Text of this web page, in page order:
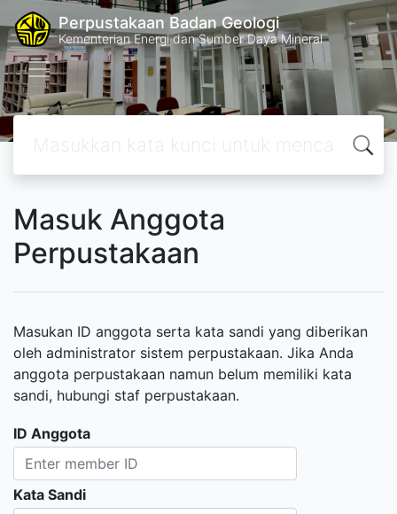
Perpustakaan Badan Geologi
Kementerian Energi dan Sumber Daya Mineral
Masuk Anggota
Perpustakaan
Masukan ID anggota serta kata sandi yang diberikan
oleh administrator sistem perpustakaan. Jika Anda
anggota perpustakaan namun belum memiliki kata
sandi, hubungi staf perpustakaan.
ID Anggota
Kata Sandi